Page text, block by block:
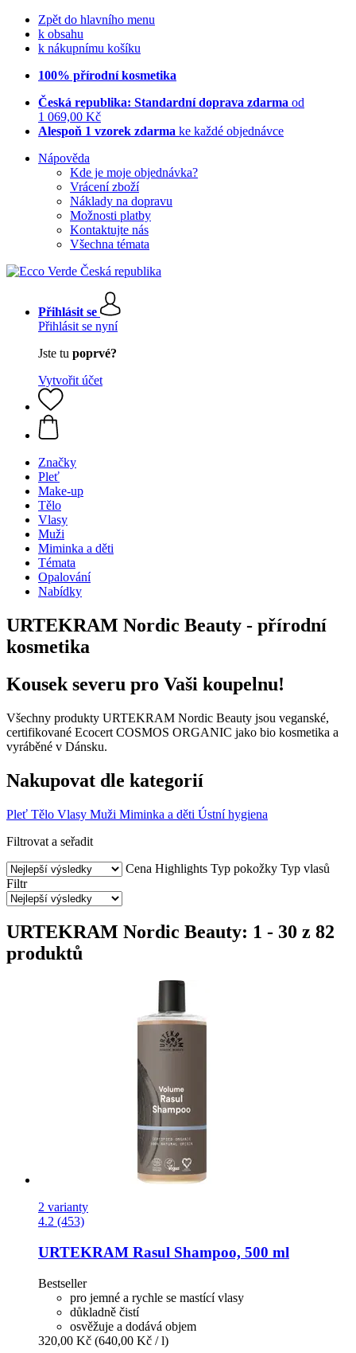
Zpět do hlavního menu
k obsahu
k nákupnímu košíku
100% přírodní kosmetika
Česká republika: Standardní doprava zdarma od
1 069,00 Kč
Alespoň 1 vzorek zdarma ke každé objednávce
Nápověda
Kde je moje objednávka?
Vrácení zboží
Náklady na dopravu
Možnosti platby
Kontaktujte nás
Všechna témata
Přihlásit se
Přihlásit se nyní
Jste tu poprvé?
Vytvořit účet
Značky
Pleť
Make-up
Tělo
Vlasy
Muži
Miminka a děti
Témata
Opalování
Nabídky
URTEKRAM Nordic Beauty - přírodní
kosmetika
Kousek severu pro Vaši koupelnu!
Všechny produkty URTEKRAM Nordic Beauty jsou veganské,
certifikované Ecocert COSMOS ORGANIC jako bio kosmetika a
vyráběné v Dánsku.
Nakupovat dle kategorií
Pleť Tělo Vlasy Muži Miminka a děti Ústní hygiena
Filtrovat a seřadit
Cena Highlights Typ pokožky Typ vlasů
Filtr
URTEKRAM Nordic Beauty: 1 - 30 z 82
produktů
2 varianty
4.2 (453)
URTEKRAM Rasul Shampoo, 500 ml
Bestseller
pro jemné a rychle se mastící vlasy
důkladně čistí
osvěžuje a dodává objem
320,00 Kč (640,00 Kč / l)